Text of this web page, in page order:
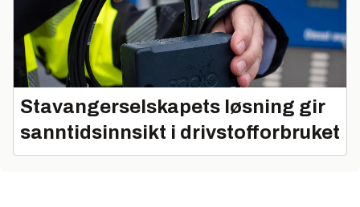
Stavangerselskapets løsning gir
sanntidsinnsikt i drivstofforbruket